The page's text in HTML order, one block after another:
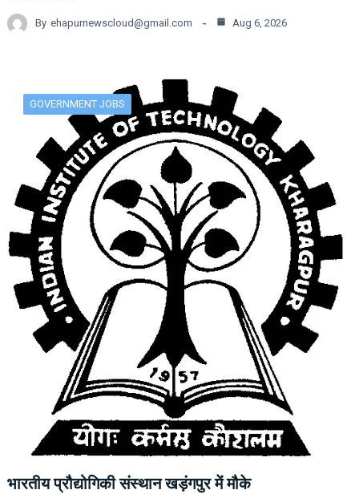
By ehapurnewscloud@gmail.com Aug 6, 2026
GOVERNMENT JOBS
भारतीय प्रौद्योगिकी संस्थान खड़ंगपुर में मौके